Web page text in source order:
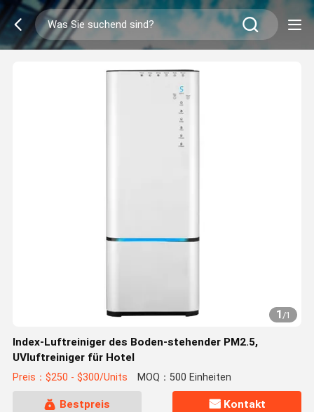
1/1
Index-Luftreiniger des Boden-stehender PM2.5,
UVluftreiniger für Hotel
Preis：$250 - $300/Units MOQ：500 Einheiten
Bestpreis Kontakt